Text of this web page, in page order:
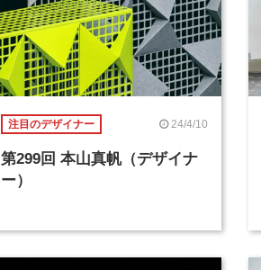
注目のデザイナー 24/4/10
第299回 本山真帆（デザイナ
ー）